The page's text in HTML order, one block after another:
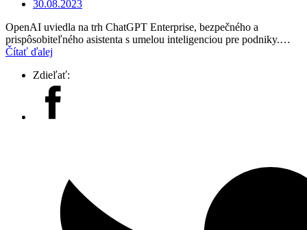
30.08.2023
OpenAI uviedla na trh ChatGPT Enterprise, bezpečného a
prispôsobiteľného asistenta s umelou inteligenciou pre podniky.…
Čítať ďalej
Zdieľať: